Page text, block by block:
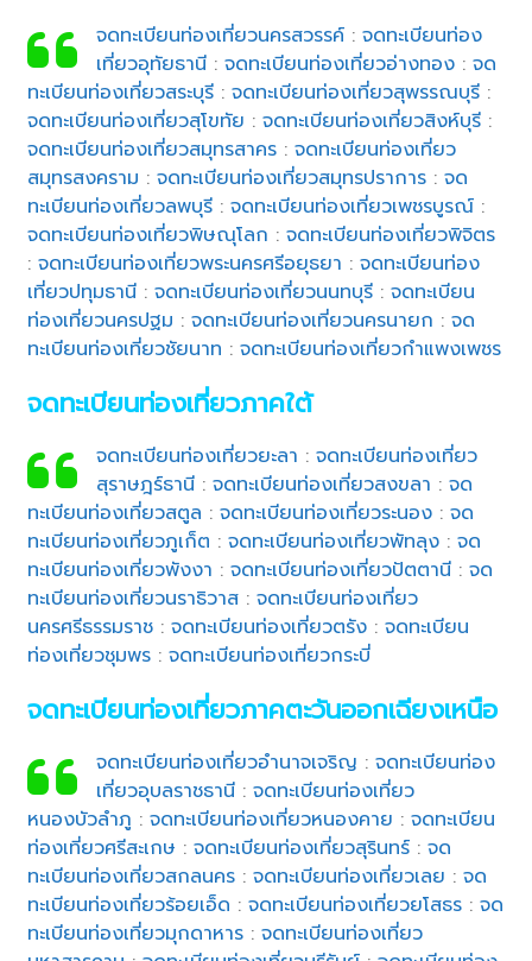
จดทะเบียนท่องเที่ยวนครสวรรค์: จดทะเบียนท่อง
เที่ยวอุทัยธานี: จดทะเบียนท่องเที่ยวอ่างทอง: จด
ทะเบียนท่องเที่ยวสระบุรี :จดทะเบียนท่องเที่ยวสุพรรณบุรี :
จดทะเบียนท่องเที่ยวสุโขทัย :จดทะเบียนท่องเที่ยวสิงห์บุรี :
จดทะเบียนท่องเที่ยวสมุทรสาคร :จดทะเบียนท่องเที่ยว
สมุทรสงคราม :จดทะเบียนท่องเที่ยวสมุทรปราการ :จด
ทะเบียนท่องเที่ยวลพบุรี :จดทะเบียนท่องเที่ยวเพชรบูรณ์ :
จดทะเบียนท่องเที่ยวพิษณุโลก :จดทะเบียนท่องเที่ยวพิจิตร
:จดทะเบียนท่องเที่ยวพระนครศรีอยุธยา :จดทะเบียนท่อง
เที่ยวปทุมธานี :จดทะเบียนท่องเที่ยวนนทบุรี :จดทะเบียน
ท่องเที่ยวนครปฐม :จดทะเบียนท่องเที่ยวนครนายก :จด
ทะเบียนท่องเที่ยวชัยนาท :จดทะเบียนท่องเที่ยวกำแพงเพชร
จดทะเบียนท่องเที่ยวภาคใต้
จดทะเบียนท่องเที่ยวยะลา : จดทะเบียนท่องเที่ยว
สุราษฎร์ธานี: จดทะเบียนท่องเที่ยวสงขลา : จด
ทะเบียนท่องเที่ยวสตูล :จดทะเบียนท่องเที่ยวระนอง :จด
ทะเบียนท่องเที่ยวภูเก็ต :จดทะเบียนท่องเที่ยวพัทลุง :จด
ทะเบียนท่องเที่ยวพังงา :จดทะเบียนท่องเที่ยวปัตตานี :จด
ทะเบียนท่องเที่ยวนราธิวาส :จดทะเบียนท่องเที่ยว
นครศรีธรรมราช :จดทะเบียนท่องเที่ยวตรัง :จดทะเบียน
ท่องเที่ยวชุมพร :จดทะเบียนท่องเที่ยวกระบี่
จดทะเบียนท่องเที่ยวภาคตะวันออกเฉียงเหนือ
จดทะเบียนท่องเที่ยวอำนาจเจริญ : จดทะเบียนท่อง
เที่ยวอุบลราชธานี: จดทะเบียนท่องเที่ยว
หนองบัวลำภู :จดทะเบียนท่องเที่ยวหนองคาย :จดทะเบียน
ท่องเที่ยวศรีสะเกษ :จดทะเบียนท่องเที่ยวสุรินทร์ :จด
ทะเบียนท่องเที่ยวสกลนคร :จดทะเบียนท่องเที่ยวเลย :จด
ทะเบียนท่องเที่ยวร้อยเอ็ด :จดทะเบียนท่องเที่ยวยโสธร :จด
ทะเบียนท่องเที่ยวมุกดาหาร :จดทะเบียนท่องเที่ยว